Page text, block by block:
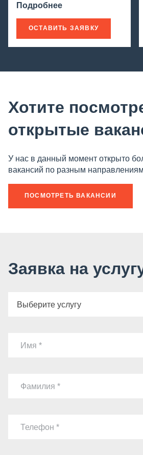
Подробнее
ОСТАВИТЬ ЗАЯВКУ
Хотите
открытые
У нас в данный момент открыто
вакансий по разным
ПОСМОТРЕТЬ ВАКАНСИИ
Заявка на
Выберите услугу
Имя
Фамилия
Телефон